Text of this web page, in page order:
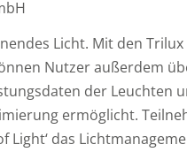
Licht. Mit den Trilux
Nutzer außerdem
der Leuchten
ermöglicht.
Light‘ das